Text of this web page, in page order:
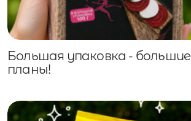
Большая упаковка - большие
планы!